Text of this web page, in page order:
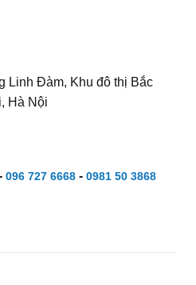
Linh Đàm, Khu đô thị Bắc
Hà Nội
096 727 6668- 0981 50 3868